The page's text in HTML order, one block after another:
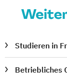
Studieren in
Betriebliches